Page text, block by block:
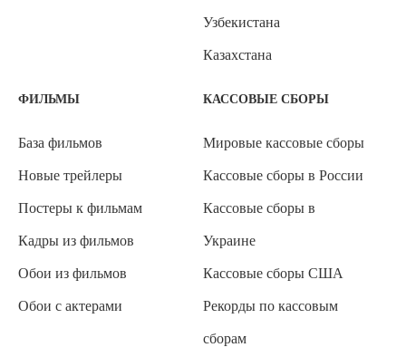
Узбекистана
Казахстана
ФИЛЬМЫ
База фильмов
Новые трейлеры
Постеры к фильмам
Кадры из фильмов
Обои из фильмов
Обои с актерами
КАССОВЫЕ СБОРЫ
Мировые кассовые сборы
Кассовые сборы в России
Кассовые сборы в
Украине
Кассовые сборы США
Рекорды по кассовым
сборам